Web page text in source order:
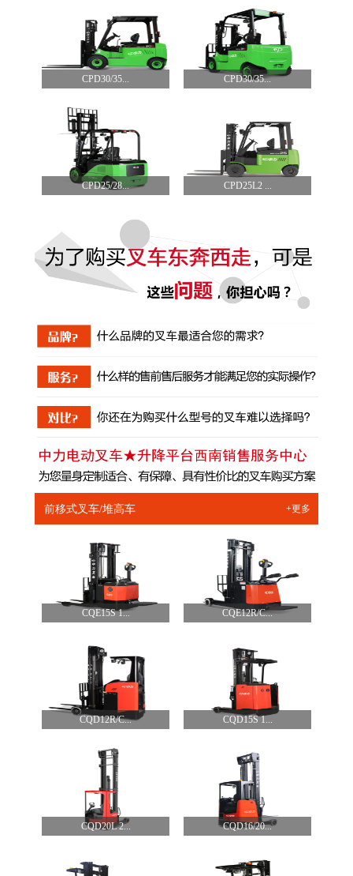
CPD30/35... CPD30/35...
CPD25/28... CPD25L2 ...
前移式叉车/堆高车 +更多
CQE15S 1... CQE12R/C...
CQD12R/C... CQD15S 1...
CQD20L 2... CQD16/20...